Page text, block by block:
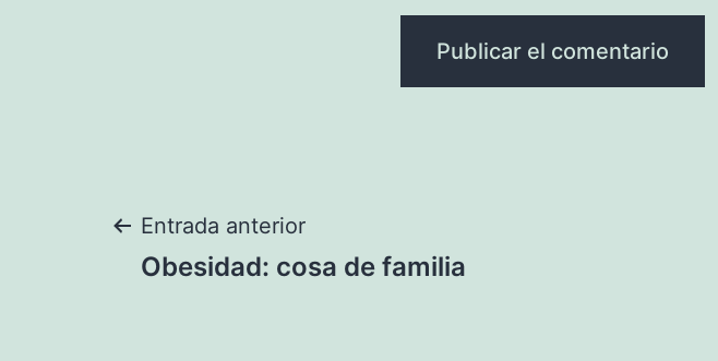
Navegación
Entrada anterior
Obesidad: cosa de familia